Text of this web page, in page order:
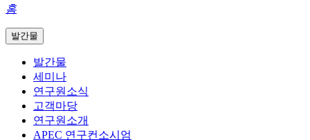
홈
발간물
발간물
세미나
연구원소식
고객마당
연구원소개
APEC 연구컨소시엄